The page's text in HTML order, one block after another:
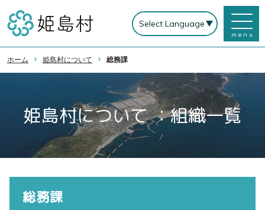
menu
ホーム 姫島村について 総務課
姫島村について ：組織一覧
総務課